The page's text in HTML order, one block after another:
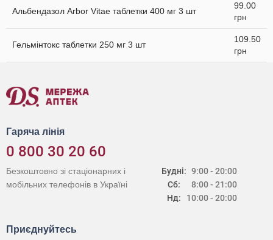
Альбендазол Arbor Vitae таблетки 400 мг 3 шт
99.00
грн
Гельмінтокс таблетки 250 мг 3 шт
109.50
грн
Гаряча лінія
0 800 30 20 60
Будні:
Сб:
Нд:
9:00 - 20:00
8:00 - 21:00
10:00 - 20:00
Безкоштовно зі стаціонарних і
мобільних телефонів в Україні
Приєднуйтесь